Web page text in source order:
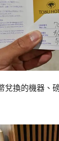
兌換的機器、